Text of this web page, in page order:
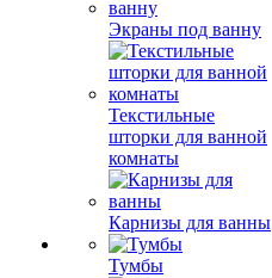
Экраны под ванну
Текстильные
шторки для ванной
комнаты
Карнизы для ванны
Тумбы